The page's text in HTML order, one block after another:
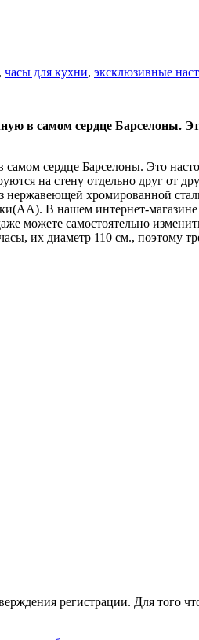
, часы для кухни, эксклюзивные
в самом сердце Барселоны.
сердце Барселоны. Это
на стену отдельно друг от
хромированной
В нашем интернет-
можете самостоятельно
их диаметр 110 см., поэтому
регистрации. Для того